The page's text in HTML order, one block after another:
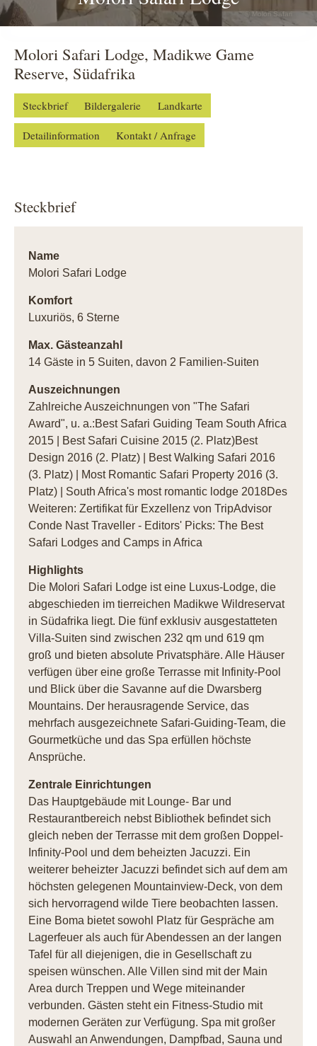
© Molori Safari
Molori Safari Lodge, Madikwe Game
Reserve, Südafrika
Steckbrief Bildergalerie Landkarte
Detailinformation Kontakt / Anfrage
Steckbrief
Name
Molori Safari Lodge
Komfort
Luxuriös, 6 Sterne
Max. Gästeanzahl
14 Gäste in 5 Suiten, davon 2 Familien-Suiten
Auszeichnungen
Zahlreiche Auszeichnungen von "The Safari
Award", u. a.:Best Safari Guiding Team South Africa
2015 | Best Safari Cuisine 2015 (2. Platz)Best
Design 2016 (2. Platz) | Best Walking Safari 2016
(3. Platz) | Most Romantic Safari Property 2016 (3.
Platz) | South Africa's most romantic lodge 2018Des
Weiteren: Zertifikat für Exzellenz von TripAdvisor
Conde Nast Traveller - Editors' Picks: The Best
Safari Lodges and Camps in Africa
Highlights
Die Molori Safari Lodge ist eine Luxus-Lodge, die
abgeschieden im tierreichen Madikwe Wildreservat
in Südafrika liegt. Die fünf exklusiv ausgestatteten
Villa-Suiten sind zwischen 232 qm und 619 qm
groß und bieten absolute Privatsphäre. Alle Häuser
verfügen über eine große Terrasse mit Infinity-Pool
und Blick über die Savanne auf die Dwarsberg
Mountains. Der herausragende Service, das
mehrfach ausgezeichnete Safari-Guiding-Team, die
Gourmetküche und das Spa erfüllen höchste
Ansprüche.
Zentrale Einrichtungen
Das Hauptgebäude mit Lounge- Bar und
Restaurantbereich nebst Bibliothek befindet sich
gleich neben der Terrasse mit dem großen Doppel-
Infinity-Pool und dem beheizten Jacuzzi. Ein
weiterer beheizter Jacuzzi befindet sich auf dem am
höchsten gelegenen Mountainview-Deck, von dem
sich hervorragend wilde Tiere beobachten lassen.
Eine Boma bietet sowohl Platz für Gespräche am
Lagerfeuer als auch für Abendessen an der langen
Tafel für all diejenigen, die in Gesellschaft zu
speisen wünschen. Alle Villen sind mit der Main
Area durch Treppen und Wege miteinander
verbunden. Gästen steht ein Fitness-Studio mit
modernen Geräten zur Verfügung. Spa mit großer
Auswahl an Anwendungen, Dampfbad, Sauna und